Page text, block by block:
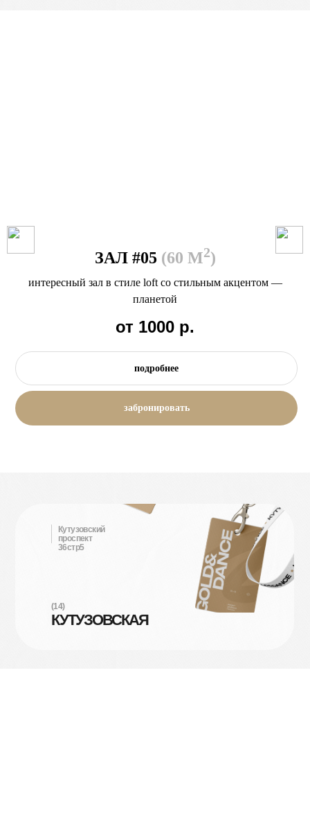
ЗАЛ #08 (50 М2)
зал в стиле loft, солидный и атмосферный. Вашим
клиентам он точно запомнится
от 800 р.
подробнее
забронировать
КУТУЗОВСКАЯ
(14)
Кутузовский
проспект
36стр5